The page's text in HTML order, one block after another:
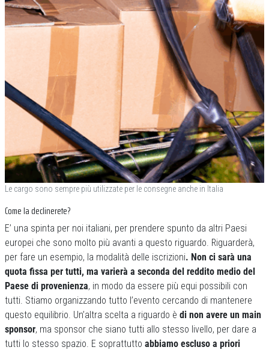
Le cargo sono sempre più utilizzate per le consegne anche in Italia
Come la declinerete?
E’ una spinta per noi italiani, per prendere spunto da altri Paesi
europei che sono molto più avanti a questo riguardo. Riguarderà,
per fare un esempio, la modalità delle iscrizioni. Non ci sarà una
quota fissa per tutti, ma varierà a seconda del reddito medio del
Paese di provenienza, in modo da essere più equi possibili con
tutti. Stiamo organizzando tutto l’evento cercando di mantenere
questo equilibrio. Un’altra scelta a riguardo è di non avere un main
sponsor, ma sponsor che siano tutti allo stesso livello, per dare a
tutti lo stesso spazio. E soprattutto abbiamo escluso a priori